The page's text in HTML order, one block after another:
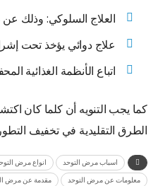
العلاج السلوكي: وذلك
علاج دوائي يؤخذ تحت
اتباع الأنظمة الغذائية
كما يجب التنويه أن كلما كان
الطرق التقليدية في تخفيف
اسباب مرض التوحد انواع مرض
معلومات عن مرض التوحد مقدمة عن مرض